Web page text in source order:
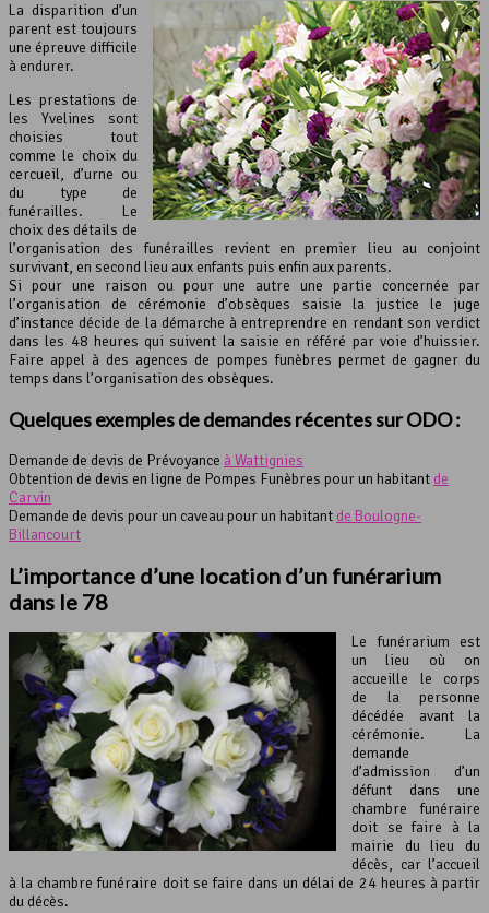
La disparition d’un
parent est toujours
une épreuve difficile
à endurer.
Les prestations de
les Yvelines sont
choisies tout
comme le choix du
cercueil, d’urne ou
du type de
funérailles. Le
choix des détails de
l’organisation des funérailles revient en premier lieu au conjoint
survivant, en second lieu aux enfants puis enfin aux parents.
Si pour une raison ou pour une autre une partie concernée par
l’organisation de cérémonie d’obsèques saisie la justice le juge
d’instance décide de la démarche à entreprendre en rendant son verdict
dans les 48 heures qui suivent la saisie en référé par voie d’huissier.
Faire appel à des agences de pompes funèbres permet de gagner du
temps dans l’organisation des obsèques.
Quelques exemples de demandes récentes sur ODO :
Demande de devis de Prévoyance à Wattignies
Obtention de devis en ligne de Pompes Funèbres pour un habitant de
Carvin
Demande de devis pour un caveau pour un habitant de Boulogne-
Billancourt
L’importance d’une location d’un funérarium
dans le 78
Le funérarium est
un lieu où on
accueille le corps
de la personne
décédée avant la
cérémonie. La
demande
d’admission d’un
défunt dans une
chambre funéraire
doit se faire à la
mairie du lieu du
décès, car l’accueil
à la chambre funéraire doit se faire dans un délai de 24 heures à partir
du décès.